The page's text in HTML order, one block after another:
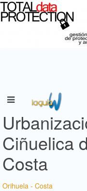
Ciñuelica
Costa
Orihuela - Costa